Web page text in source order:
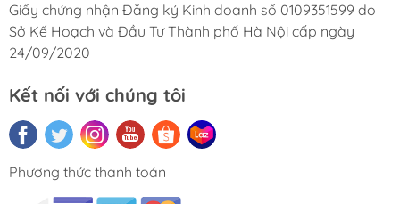
Giấy chứng nhận Đăng ký Kinh doanh số 0109351599 do
Sở Kế Hoạch và Đầu Tư Thành phố Hà Nội cấp ngày
24/09/2020
Kết nối với chúng tôi
Phương thức thanh toán